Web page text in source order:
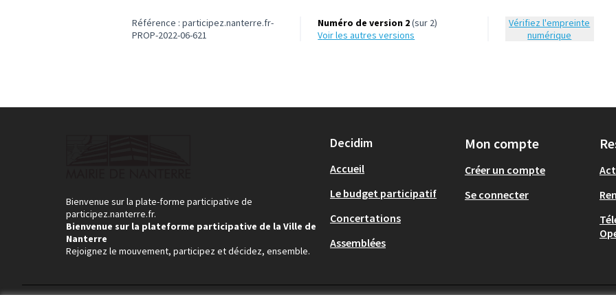
Référence : participez.nanterre.fr-
PROP-2022-06-621
Numéro de version 2(sur 2)
voir les autres versions
Vérifiez l'empreinte
numérique
Bienvenue sur la plate-forme participative de
participez.nanterre.fr.
Bienvenue sur la plateforme participative de la Ville de
Nanterre
Rejoignez le mouvement, participez et décidez, ensemble.
Decidim
Accueil
Le budget participatif
Concertations
Assemblées
Mon compte
Créer un compte
Se connecter